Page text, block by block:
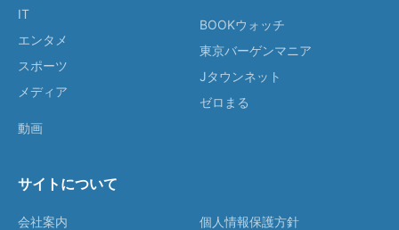
IT
エンタメ
スポーツ
メディア
動画
BOOKウォッチ
東京バーゲンマニア
Jタウンネット
ゼロまる
サイトについて
会社案内
個人情報保護方針